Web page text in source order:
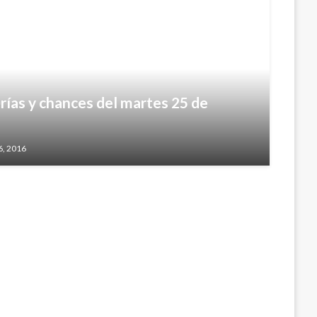
y chances del martes 25 de
2016
y chances de este lunes 10 de julio